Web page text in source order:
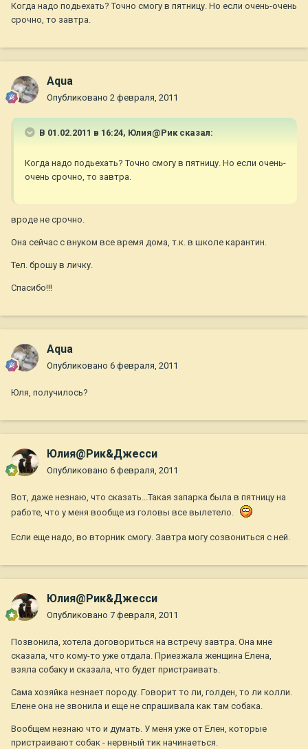
Когда надо подьехать? Точно смогу в пятницу. Но если очень-очень
срочно, то завтра.
Aqua
Опубликовано 2 февраля, 2011
В 01.02.2011 в 16:24, Юлия@Рик сказал:
Когда надо подьехать? Точно смогу в пятницу. Но если очень-
очень срочно, то завтра.
вроде не срочно.
Она сейчас с внуком все время дома, т.к. в школе карантин.
Тел. брошу в личку.
Спасибо!!!
Aqua
Опубликовано 6 февраля, 2011
Юля, получилось?
Юлия@Рик&Джесси
Опубликовано 6 февраля, 2011
Вот, даже незнаю, что сказать...Такая запарка была в пятницу на
работе, что у меня вообще из головы все вылетело.
Если еще надо, во вторник смогу. Завтра могу созвониться с ней.
Юлия@Рик&Джесси
Опубликовано 7 февраля, 2011
Позвонила, хотела договориться на встречу завтра. Она мне
сказала, что кому-то уже отдала. Приезжала женщина Елена,
взяла собаку и сказала, что будет пристраивать.
Сама хозяйка незнает породу. Говорит то ли, голден, то ли колли.
Елене она не звонила и еще не спрашивала как там собака.
Вообщем незнаю что и думать. У меня уже от Елен, которые
пристраивают собак - нервный тик начинаеться.